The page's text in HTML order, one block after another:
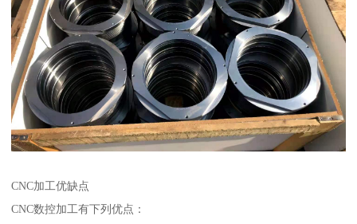
CNC加工优缺点
CNC数控加工有下列优点：